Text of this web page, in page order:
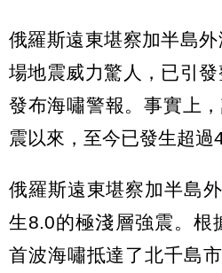
俄羅斯遠東堪察加半島
場地震威力驚人，已引
發布海嘯警報。事實上
震以來，至今已發生超過
俄羅斯遠東堪察加半島
生8.0的極淺層強震。根
首波海嘯抵達了北千島